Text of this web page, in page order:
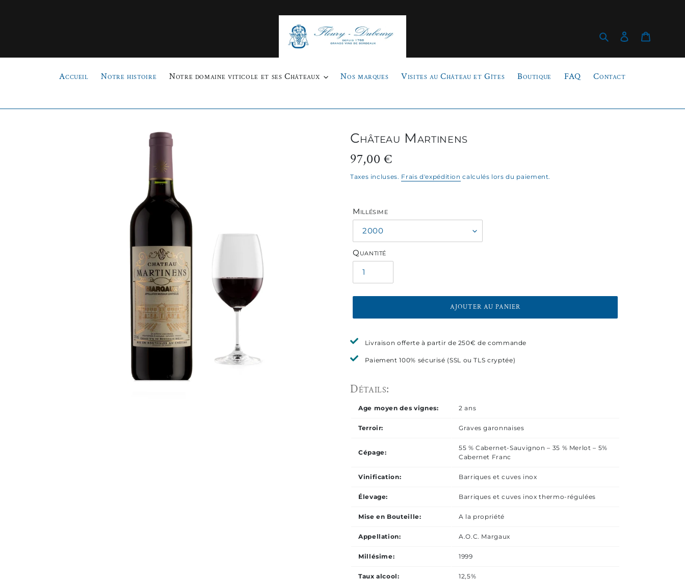
RechercherSe connecter
Accueil Notre histoire Notre domaine viticole et ses Châteaux Nos marques Visites au Château et Gîtes Boutique FAQ Contact
Château Martinens
Prix
normal
97,00 €
Taxes incluses. Frais d'expédition calculés lors du paiement.
Millésime
Quantité
AJOUTER AU PANIER
d'un
produit
panier
Livraison offerte à partir de 250€ de commande
Paiement 100% sécurisé (SSL ou TLS cryptée)
Age moyen des vignes: 2 ans
Terroir: Graves garonnaises
Cépage:
55 % Cabernet-Sauvignon – 35 % Merlot – 5%
Cabernet Franc
Vinification: Barriques et cuves inox
Élevage: Barriques et cuves inox thermo-régulées
Mise en Bouteille: A la propriété
Appellation: A.O.C. Margaux
Millésime: 1999
Taux alcool: 12,5%